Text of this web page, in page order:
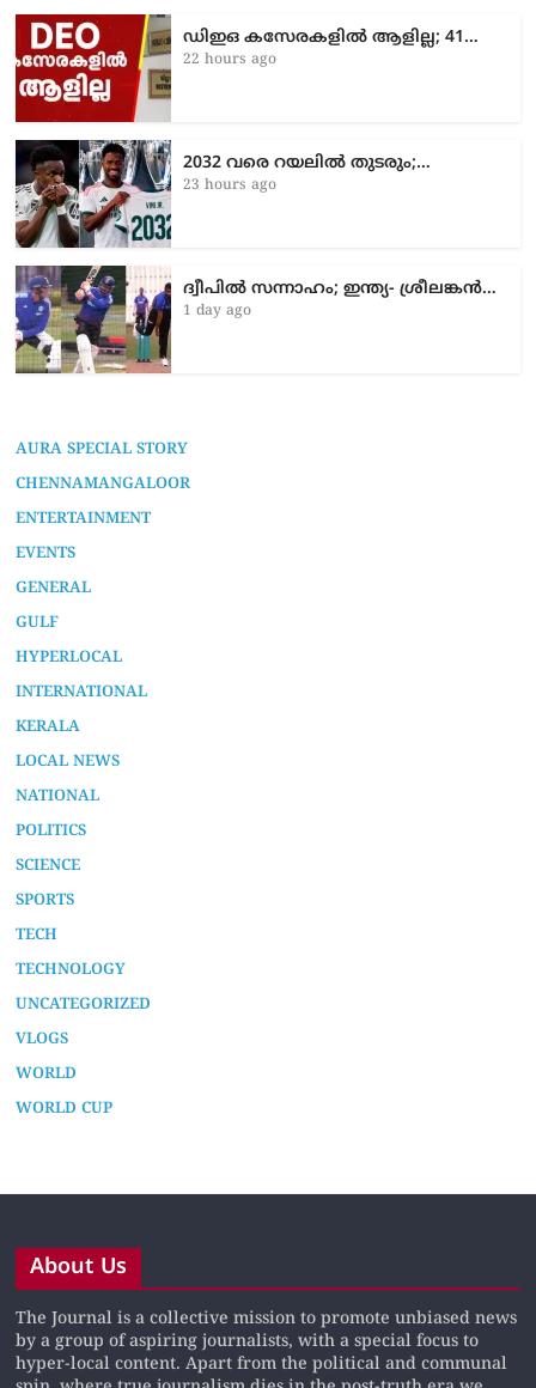
ഡിഇഒ കസേരകളില്‍ ആളില്ല; 41…
22 hours ago
2032 വരെ റയലിൽ തുടരും;…
23 hours ago
ദ്വീപിൽ സന്നാഹം; ഇന്ത്യ- ശ്രീലങ്കൻ…
1 day ago
AURA SPECIAL STORY
CHENNAMANGALOOR
ENTERTAINMENT
EVENTS
GENERAL
GULF
HYPERLOCAL
INTERNATIONAL
KERALA
LOCAL NEWS
NATIONAL
POLITICS
SCIENCE
SPORTS
TECH
TECHNOLOGY
UNCATEGORIZED
VLOGS
WORLD
WORLD CUP
About Us
The Journal is a collective mission to promote unbiased news
by a group of aspiring journalists, with a special focus to
hyper-local content. Apart from the political and communal